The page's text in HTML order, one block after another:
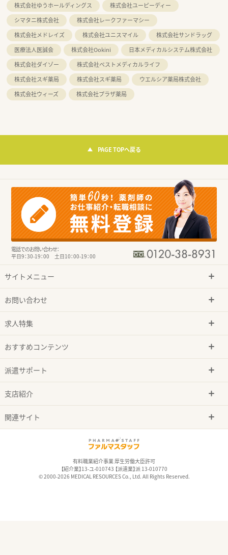
株式会社ゆうホールディングス
株式会社ユーピーディー
シマタニ株式会社
株式会社レークファーマシー
株式会社メドレイズ
株式会社ユニスマイル
株式会社サンドラッグ
医療法人医誠会
株式会社Ookini
日本メディカルシステム株式会社
株式会社ダイゾー
株式会社ベストメディカルライフ
株式会社スギ薬局
株式会社スギ薬局
ウエルシア薬局株式会社
株式会社ウィーズ
株式会社プラザ薬局
PAGE TOPへ戻る
電話でのお問い合わせ：
平日9：30-19：00 土日10：00-19：00
サイトメニュー
お問い合わせ
求人特集
おすすめコンテンツ
派遣サポート
支店紹介
関連サイト
有料職業紹介事業 厚生労働大臣許可
【紹介業】13-ユ-010743 【派遣業】派 13-010770
© 2000-2026 MEDICAL RESOURCES Co., Ltd. All Rights Reserved.